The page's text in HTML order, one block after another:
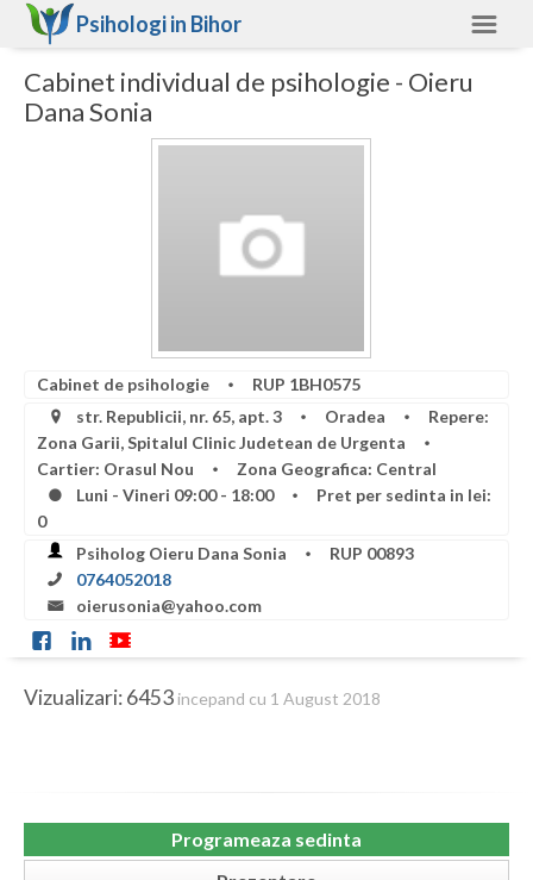
Psihologi in Bihor
Bihor
Alte judete
Bacau
Bihor
Bistrita-Nasaud
Botosani
Braila
Brasov
Bucuresti
Contact
Cabinet individual de psihologie - Oieru
Dana Sonia
Cabinet de psihologie
RUP 1BH0575
str. Republicii, nr. 65, apt. 3
Oradea
Repere:
Zona Garii, Spitalul Clinic Judetean de Urgenta
Cartier: Orasul Nou
Zona Geografica: Central
Luni - Vineri 09:00 - 18:00
Pret per sedinta in lei:
0
Psiholog Oieru Dana Sonia
RUP 00893
0764052018
oierusonia@yahoo.com
Vizualizari: 6453 incepand cu 1 August 2018
Programeaza sedinta